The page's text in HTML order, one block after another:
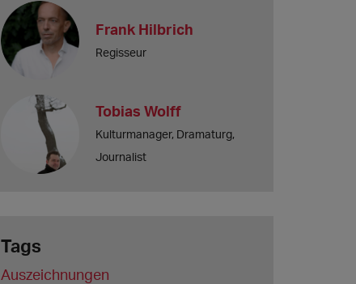
Frank Hilbrich
Regisseur
Tobias Wolff
Kulturmanager, Dramaturg,
Journalist
Tags
Auszeichnungen